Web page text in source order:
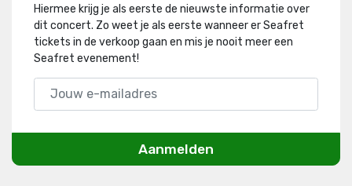
Hiermee krijg je als eerste de nieuwste informatie over
dit concert. Zo weet je als eerste wanneer er Seafret
tickets in de verkoop gaan en mis je nooit meer een
Seafret evenement!
Aanmelden